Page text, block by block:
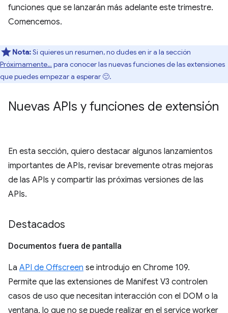
funciones que se lanzarán más adelante este trimestre.
Comencemos.
Nota:Si quieres un resumen, no dudes en ir a la sección
Próximamente…para conocer las nuevas funciones de las extensiones
que puedes empezar a esperar 🙂.
Nuevas APIs y funciones de extensión
En esta sección, quiero destacar algunos lanzamientos
importantes de APIs, revisar brevemente otras mejoras
de las APIs y compartir las próximas versiones de las
APIs.
Destacados
Documentos fuera de pantalla
La API de Offscreen se introdujo en Chrome 109.
Permite que las extensiones de Manifest V3 controlen
casos de uso que necesitan interacción con el DOM o la
ventana, lo que no se puede realizar en el service worker